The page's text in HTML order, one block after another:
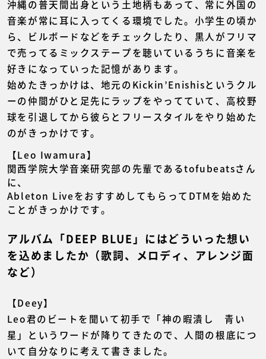
沖縄の普天間出身という土地柄もあって、常に外国の
音楽が常に耳に入ってくる環境でした。小学生の頃か
ら、ビルボードなどをチェックしたり、黒人がフリマ
で売ってるミックステープを聴いているうちに音楽を
好きになっていった記憶があります。
始めたきっかけは、地元のKickin’Enishisというクル
ーの仲間がひと足先にラップをやってていて、高校野
球を引退してから彼らとフリースタイルをやり始めた
のがきっかけです。
【Leo Iwamura】
関西学院大学音楽研究部の先輩であるtofubeatsさん
に、
Ableton LiveをおすすめしてもらってDTMを始めた
ことがきっかけです。
アルバム「DEEP BLUE」にはどういった想い
を込めましたか（歌詞、メロディ、アレンジ面
など）
【Deey】
Leo君のビートを聞いて初手で「神の暇潰し 青い
星」というワードが降りてきたので、人間の根底につ
いて自分なりに考えて書きました。